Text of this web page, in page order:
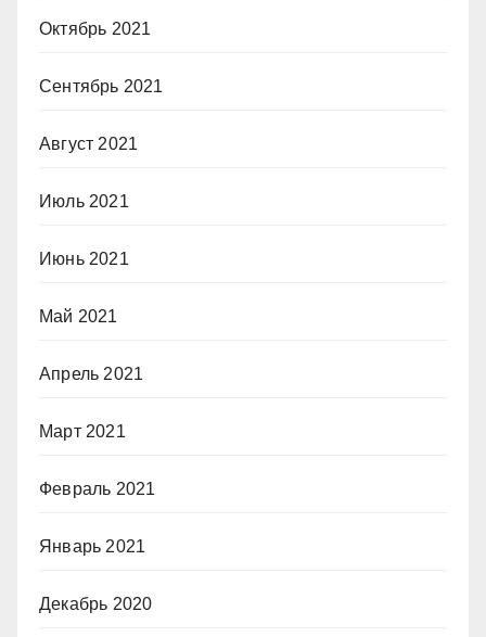
Октябрь 2021
Сентябрь 2021
Август 2021
Июль 2021
Июнь 2021
Май 2021
Апрель 2021
Март 2021
Февраль 2021
Январь 2021
Декабрь 2020